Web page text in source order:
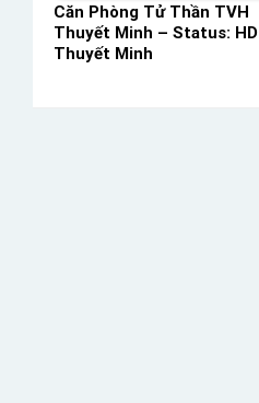
Căn Phòng Tử Thần TVH
Thuyết Minh – Status: HD
Thuyết Minh